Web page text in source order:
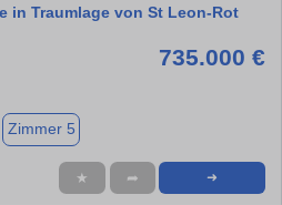
in Traumlage von St Leon-Rot
735.000 €
Zimmer 5
★ ➦ ➜